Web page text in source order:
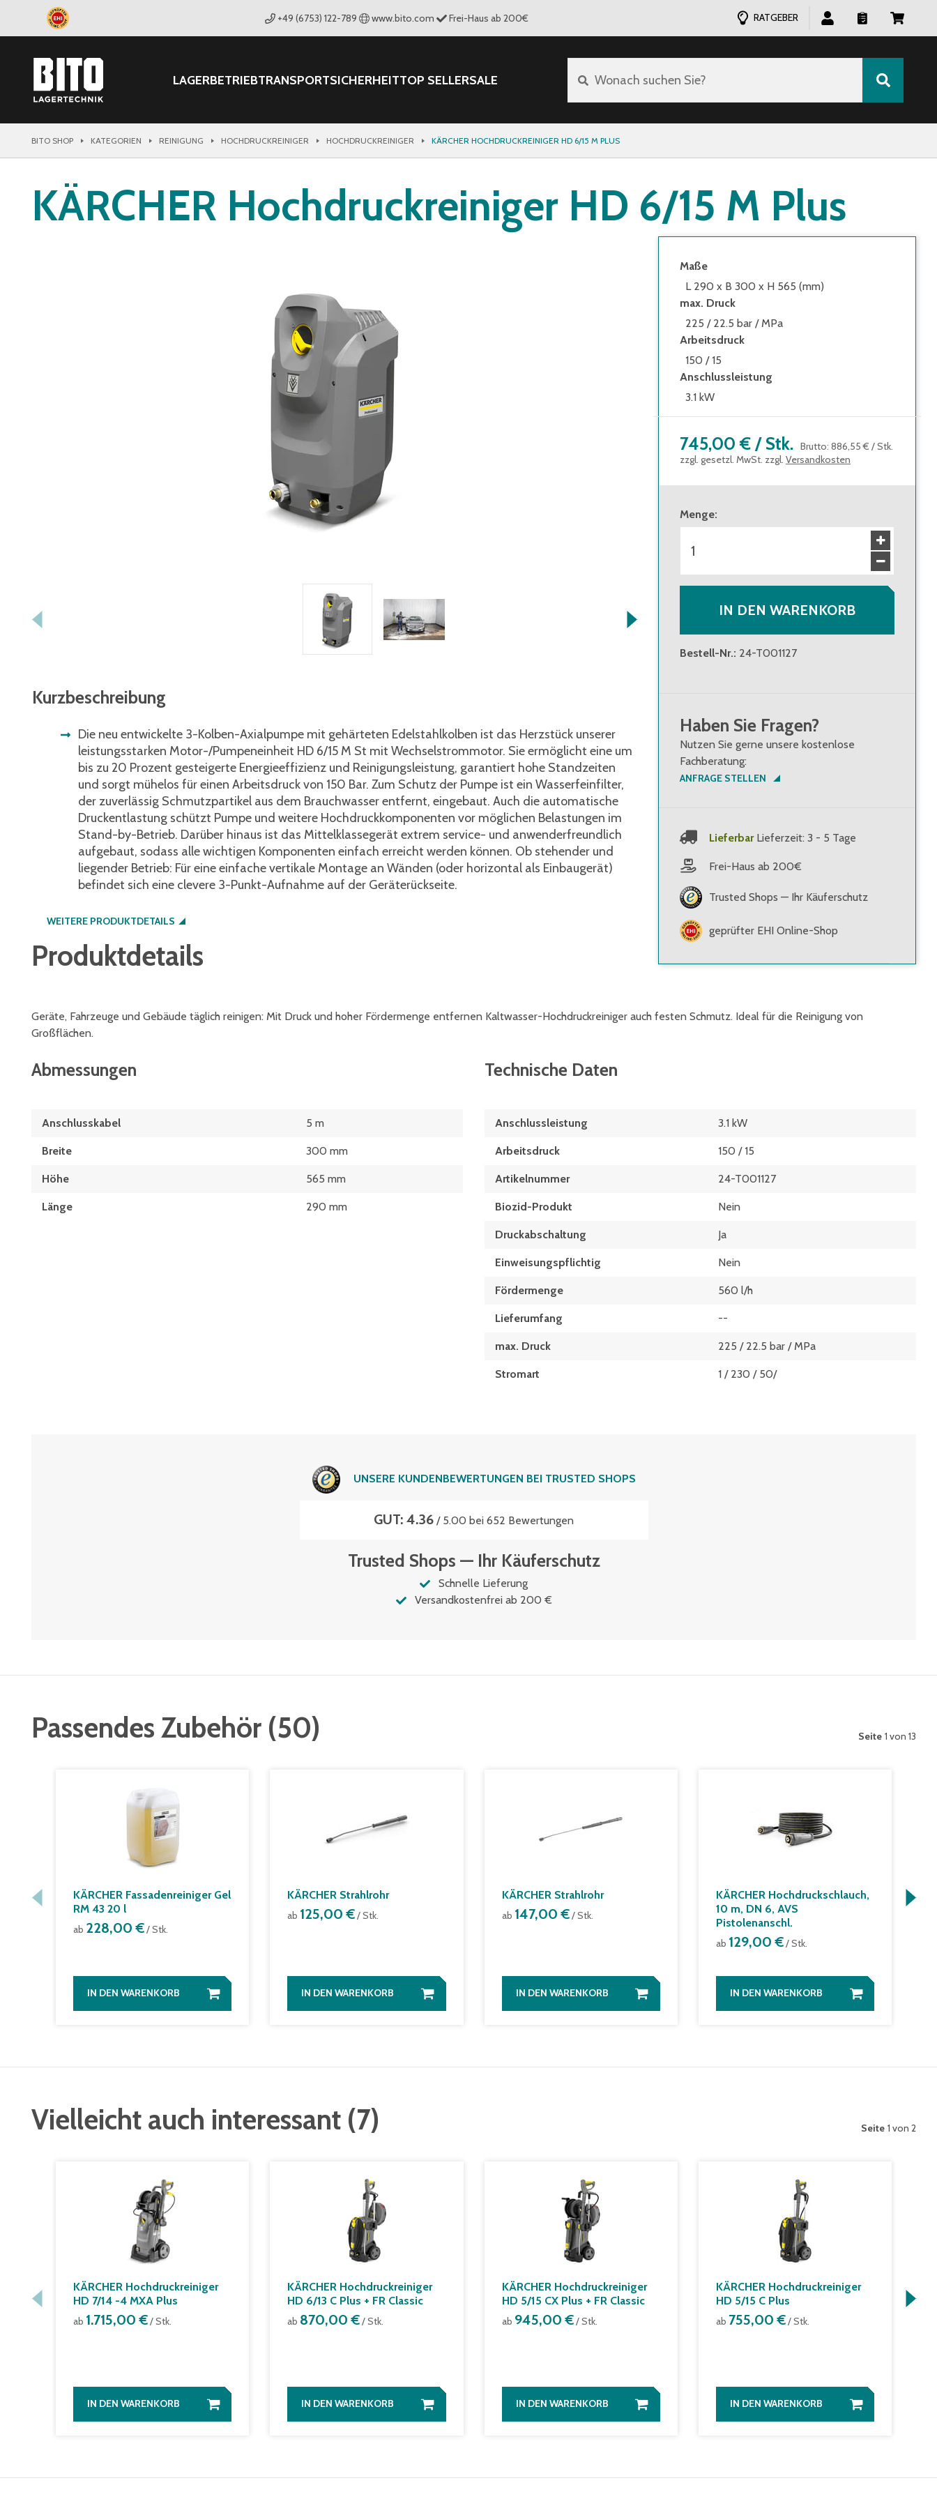
+49 (6753) 122-789 www.bito.com Frei-Haus ab 200€ RATGEBER
LAGERBETRIEBTRANSPORTSICHERHEITTOP SELLERSALE Wonach suchen Sie?
BITO SHOP KATEGORIEN REINIGUNG HOCHDRUCKREINIGER HOCHDRUCKREINIGER KÄRCHER HOCHDRUCKREINIGER HD 6/15 M PLUS
KÄRCHER Hochdruckreiniger HD 6/15 M Plus
Kurzbeschreibung
Die neu entwickelte 3-Kolben-Axialpumpe mit gehärteten Edelstahlkolben ist das Herzstück unserer
leistungsstarken Motor-/Pumpeneinheit HD 6/15 M St mit Wechselstrommotor. Sie ermöglicht eine um
bis zu 20 Prozent gesteigerte Energieeffizienz und Reinigungsleistung, garantiert hohe Standzeiten
und sorgt mühelos für einen Arbeitsdruck von 150 Bar. Zum Schutz der Pumpe ist ein Wasserfeinfilter,
der zuverlässig Schmutzpartikel aus dem Brauchwasser entfernt, eingebaut. Auch die automatische
Druckentlastung schützt Pumpe und weitere Hochdruckkomponenten vor möglichen Belastungen im
Stand-by-Betrieb. Darüber hinaus ist das Mittelklassegerät extrem service- und anwenderfreundlich
aufgebaut, sodass alle wichtigen Komponenten einfach erreicht werden können. Ob stehender und
liegender Betrieb: Für eine einfache vertikale Montage an Wänden (oder horizontal als Einbaugerät)
befindet sich eine clevere 3-Punkt-Aufnahme auf der Geräterückseite.
WEITERE PRODUKTDETAILS
Produktdetails
Maße
L 290 x B 300 x H 565 (mm)
max. Druck
225 / 22.5 bar / MPa
Arbeitsdruck
150 / 15
Anschlussleistung
3.1 kW
745,00 € / Stk. Brutto: 886,55 € /Stk.
zzgl. gesetzl. MwSt. zzgl. Versandkosten
Menge:
IN DEN WARENKORB
Bestell-Nr.: 24-T001127
Haben Sie Fragen?
Nutzen Sie gerne unsere kostenlose
Fachberatung:
ANFRAGE STELLEN
Lieferbar Lieferzeit: 3 - 5 Tage
Frei-Haus ab 200€
Trusted Shops — Ihr Käuferschutz
geprüfter EHI Online-Shop
Geräte, Fahrzeuge und Gebäude täglich reinigen: Mit Druck und hoher Fördermenge entfernen Kaltwasser-Hochdruckreiniger auch festen Schmutz. Ideal für die Reinigung von
Großflächen.
Abmessungen
Anschlusskabel 5 m
Breite 300 mm
Höhe 565 mm
Länge 290 mm
Technische Daten
Anschlussleistung 3.1 kW
Arbeitsdruck 150 / 15
Artikelnummer 24-T001127
Biozid-Produkt Nein
Druckabschaltung Ja
Einweisungspflichtig Nein
Fördermenge 560 l/h
Lieferumfang --
max. Druck 225 / 22.5 bar / MPa
Stromart 1 / 230 / 50/
UNSERE KUNDENBEWERTUNGEN BEI TRUSTED SHOPS
GUT: 4.36 / 5.00 bei 652 Bewertungen
Trusted Shops — Ihr Käuferschutz
Schnelle Lieferung
Versandkostenfrei ab 200 €
Passendes Zubehör (50) Seite 1 von 13
KÄRCHER Fassadenreiniger Gel
RM 43 20 l
ab 228,00 €/ Stk.
IN DEN WARENKORB
KÄRCHER Strahlrohr
ab 125,00 €/ Stk.
IN DEN WARENKORB
KÄRCHER Strahlrohr
ab 147,00 €/ Stk.
IN DEN WARENKORB
KÄRCHER Hochdruckschlauch,
10 m, DN 6, AVS
Pistolenanschl.
ab 129,00 €/ Stk.
IN DEN WARENKORB
Vielleicht auch interessant (7) Seite 1 von 2
KÄRCHER Hochdruckreiniger
HD 7/14 -4 MXA Plus
ab 1.715,00 €/ Stk.
IN DEN WARENKORB
KÄRCHER Hochdruckreiniger
HD 6/13 C Plus + FR Classic
ab 870,00 €/ Stk.
IN DEN WARENKORB
KÄRCHER Hochdruckreiniger
HD 5/15 CX Plus + FR Classic
ab 945,00 €/ Stk.
IN DEN WARENKORB
KÄRCHER Hochdruckreiniger
HD 5/15 C Plus
ab 755,00 €/ Stk.
IN DEN WARENKORB